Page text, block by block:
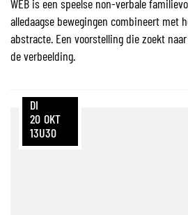
WEB is een speelse non-verbale
alledaagse bewegingen combineert met
abstracte. Een voorstelling die zoekt
de verbeelding.
DI
20 OKT
13U30